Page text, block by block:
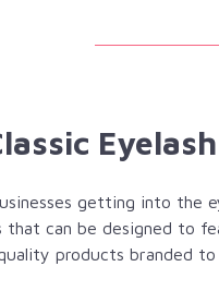
getting into the
that can be designed to
products branded